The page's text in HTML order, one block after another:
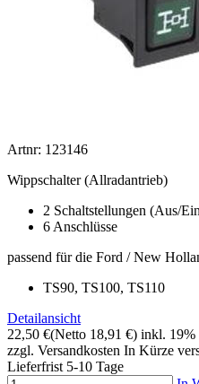
Artnr: 123146
Wippschalter (Allradantrieb)
2 Schaltstellungen (Aus/
6 Anschlüsse
passend für die Ford / New
TS90, TS100, TS110
Detailansicht
22,50 €(Netto 18,91 €) inkl. 19%
zzgl. Versandkosten In Kürze
Lieferfrist 5-10 Tage